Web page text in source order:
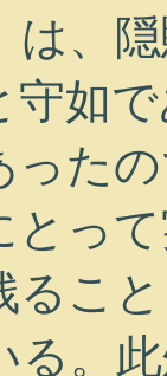
は、
守如
った
とっ
るこ
る。